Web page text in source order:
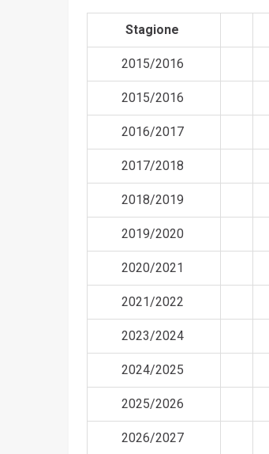
Stagione
2015/2016
2015/2016
2016/2017
2017/2018
2018/2019
2019/2020
2020/2021
2021/2022
2023/2024
2024/2025
2025/2026
2026/2027